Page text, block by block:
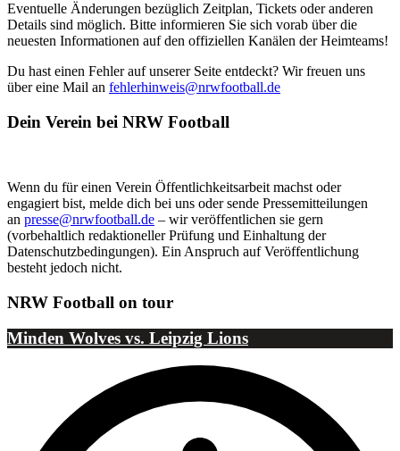
Eventuelle Änderungen bezüglich Zeitplan, Tickets oder anderen
Details sind möglich. Bitte informieren Sie sich vorab über die
neuesten Informationen auf den offiziellen Kanälen der Heimteams!
Du hast einen Fehler auf unserer Seite entdeckt? Wir freuen uns
über eine Mail an fehlerhinweis@nrwfootball.de
Dein Verein bei NRW Football
Wenn du für einen Verein Öffentlichkeitsarbeit machst oder
engagiert bist, melde dich bei uns oder sende Pressemitteilungen
an presse@nrwfootball.de – wir veröffentlichen sie gern
(vorbehaltlich redaktioneller Prüfung und Einhaltung der
Datenschutzbedingungen). Ein Anspruch auf Veröffentlichung
besteht jedoch nicht.
NRW Football on tour
Minden Wolves vs. Leipzig Lions